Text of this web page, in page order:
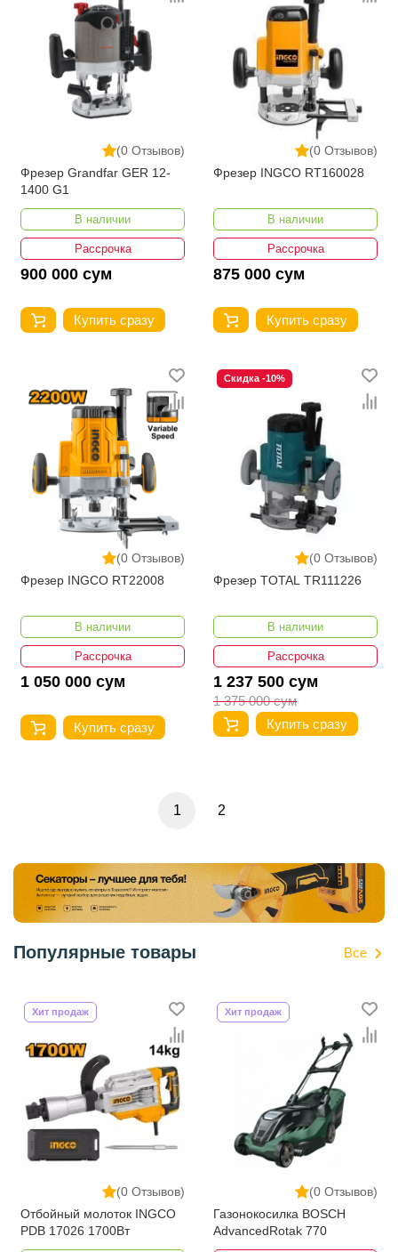
(0 Отзывов)
Фрезер Grandfar GER 12-
1400 G1
В наличии
Рассрочка
900 000 сум
Купить сразу
(0 Отзывов)
Фрезер INGCO RT160028
В наличии
Рассрочка
875 000 сум
Купить сразу
(0 Отзывов)
Фрезер INGCO RT22008
В наличии
Рассрочка
1 050 000 сум
Купить сразу
(0 Отзывов)
Скидка -10%
Фрезер TOTAL TR111226
В наличии
Рассрочка
1 237 500 сум
1 375 000 сум
Купить сразу
1 2
Популярные товары Все
(0 Отзывов)
Хит продаж
Отбойный молоток INGCO
PDB 17026 1700Вт
(0 Отзывов)
Хит продаж
Газонокосилка BOSCH
AdvancedRotak 770